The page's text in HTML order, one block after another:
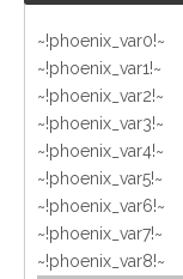
~!phoenix_var0!~
~!phoenix_var1!~
~!phoenix_var2!~
~!phoenix_var3!~
~!phoenix_var4!~
~!phoenix_var5!~
~!phoenix_var6!~
~!phoenix_var7!~
~!phoenix_var8!~